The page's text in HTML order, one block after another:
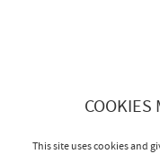
COOKIES
This site uses cookies and
Avoir une
Avoir une
Transposer les